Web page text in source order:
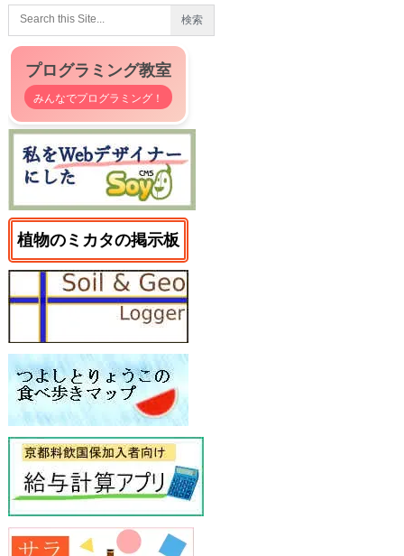
プログラミング教室
みんなでプログラミング！
植物のミカタの掲示板